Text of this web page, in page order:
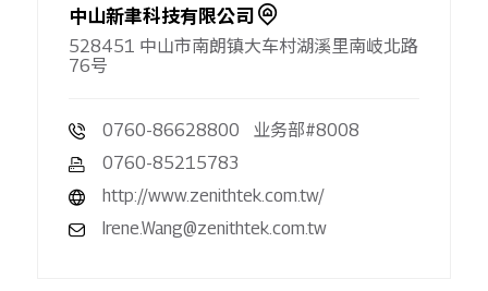
中山新聿科技有限公司
528451 中山市南朗镇大车村湖溪里南岐北路
76号
0760-86628800 业务部#8008
0760-85215783
http://www.zenithtek.com.tw/
Irene.Wang@zenithtek.com.tw